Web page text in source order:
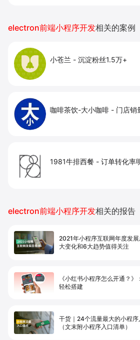
增长。
electron前端小程序开发相关的案例
小苍兰 - 沉淀粉丝1.5万+
咖啡茶饮-大小咖啡 - 门店销
1981牛排西餐 - 订单转化率
electron前端小程序开发相关的报告
2021年小程序互联网年度发
大变化和6大趋势值得关注
《小红书小程序怎么开通？》
轻松搭建
干货｜24个流量最大的小程序
（文末附小程序入口清单）